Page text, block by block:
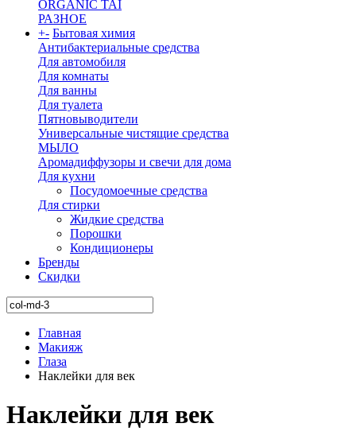
ORGANIC TAI
РАЗНОЕ
+- Бытовая химия
Антибактериальные средства
Для автомобиля
Для комнаты
Для ванны
Для туалета
Пятновыводители
Универсальные чистящие средства
МЫЛО
Аромадиффузоры и свечи для дома
Для кухни
Посудомоечные средства
Для стирки
Жидкие средства
Порошки
Кондиционеры
Бренды
Скидки
Главная
Макияж
Глаза
Наклейки для век
Наклейки для век